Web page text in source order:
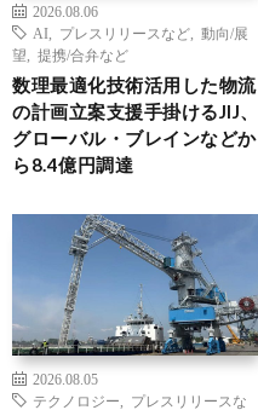
2026.08.06
AI
プレスリリースなど
動向/展
望
提携/合弁など
数理最適化技術活用した物流
の計画立案支援手掛けるJIJ、
グローバル・ブレインなどか
ら8.4億円調達
2026.08.05
テクノロジー
プレスリリースな